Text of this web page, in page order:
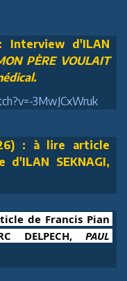
Interview d'ILAN
PÈRE VOULAIT
3MwJCxWruk
: à lire article
d'ILAN SEKNAGI,
de Francis Pian
DELPECH, PAUL